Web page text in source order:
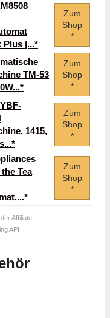
Plus |...*
Zum
Shop
*
TM-53
Zum
Shop
*
1415,
Zum
Shop
*
Tea
Zum
Shop
*
Affiliate
API